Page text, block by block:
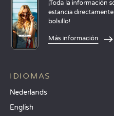
¡Toda la información
estancia directamente
bolsillo!
Más información
IDIOMAS
Nederlands
English